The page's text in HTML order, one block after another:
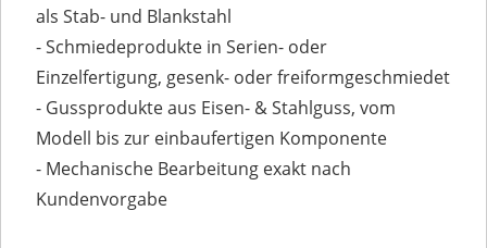
als Stab- und Blankstahl
- Schmiedeprodukte in Serien- oder
Einzelfertigung, gesenk- oder freiformgeschmiedet
- Gussprodukte aus Eisen- & Stahlguss, vom
Modell bis zur einbaufertigen Komponente
- Mechanische Bearbeitung exakt nach
Kundenvorgabe